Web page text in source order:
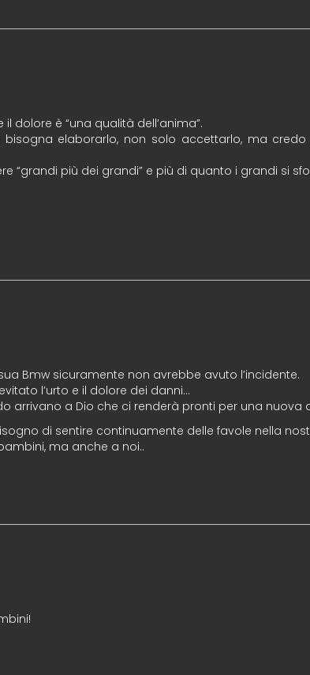
dolore è “una qualità dell’anima”.
elaborarlo, non solo accettarlo, ma
“grandi più dei grandi” e più di quanto i grandi si
Bmw sicuramente non avrebbe avuto l’incidente.
l’urto e il dolore dei danni…
arrivano a Dio che ci renderà pronti per una nuova
di sentire continuamente delle favole nella
ma anche a noi..